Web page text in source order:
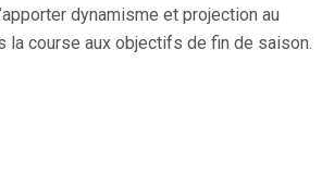
dynamisme et projection au
la course aux objectifs de fin de saison.